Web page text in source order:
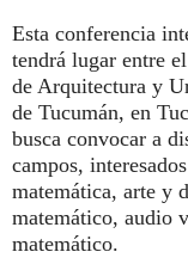
Esta conferencia
tendrá lugar entre
de Arquitectura y
de Tucumán, en
busca convocar a
campos,
matemática, arte y
matemático, audio
matemático.